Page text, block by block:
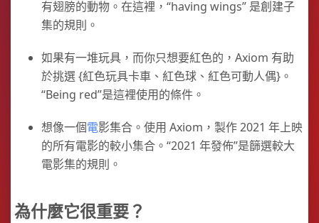
有翅膀的動物。在這裡，“having wings” 是創建子
集的規則。
如果有一堆玩具，而你只想要紅色的，Axiom 有助
於挑選 {紅色玩具卡車、紅色球、紅色可動人偶}。
“Being red”是這裡使用的條件。
想像一個電影集合。使用 Axiom，製作 2021 年上映
的所有電影的較小集合。“2021 年發佈”是篩選較大
電影集的規則。
為什麼它很重要？